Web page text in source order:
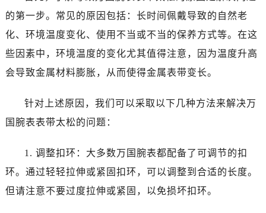
的第一步。常见的原因包括：长时间佩戴导致的自然老
化、环境温度变化、使用不当或不当的保养方式等。在这
些因素中，环境温度的变化尤其值得注意，因为温度升高
会导致金属材料膨胀，从而使得金属表带变长。
针对上述原因，我们可以采取以下几种方法来解决万
国腕表表带太松的问题：
1. 调整扣环：大多数万国腕表都配备了可调节的扣
环。通过轻轻拉伸或紧固扣环，可以调整到合适的长度。
但请注意不要过度拉伸或紧固，以免损坏扣环。